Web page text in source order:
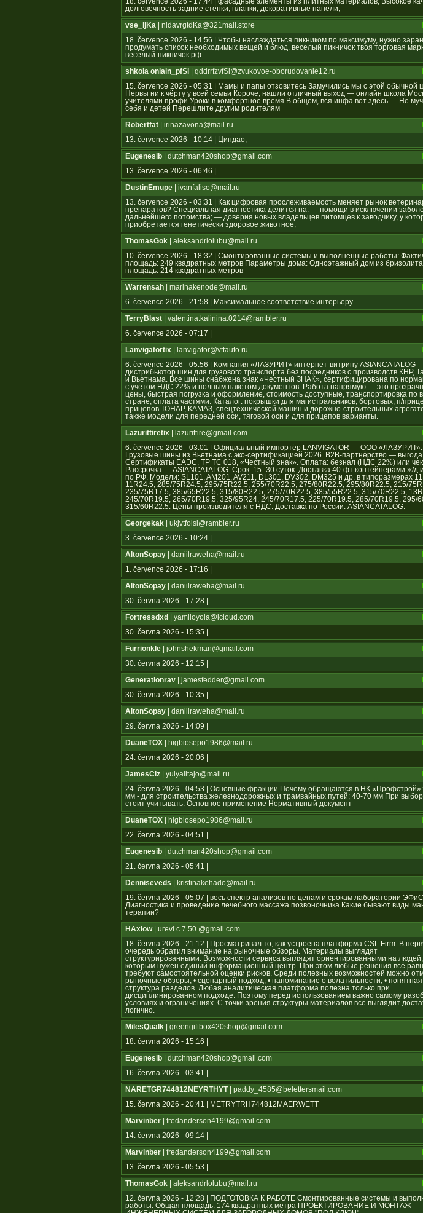
долговечность задние стенки, планки, декоративные панели;
vse_ljKa | nidavrgtdKa@321mail.store
18. července 2026 - 14:56 | Чтобы наслаждаться пикником по максимуму, нужно
продумать список необходимых вещей и блюд. веселый пикничок твоя торговая
веселый-пикничок рф
shkola onlain_pfSl | qddrrfzvfSl@zvukovoe-oborudovanie12.ru
15. července 2026 - 05:31 | Мамы и папы отзовитесь Замучились мы с этой обычной
Нервы ни к чёрту у всей семьи Короче, нашли отличный выход — онлайн школа
учителями профи Уроки в комфортное время В общем, вся инфа вот здесь — Не
себя и детей Перешлите другим родителям
Robertfat | irinazavona@mail.ru
13. července 2026 - 10:14 | Циндао;
Eugenesib | dutchman420shop@gmail.com
13. července 2026 - 06:46 |
DustinEmupe | ivanfaliso@mail.ru
13. července 2026 - 03:31 | Как цифровая прослеживаемость меняет рынок
препаратов? Специальная диагностика делится на: — помощи в исключении
дальнейшего потомства; — доверия новых владельцев питомцев к заводчику, у
приобретается генетически здоровое животное;
ThomasGok | aleksandrlolubu@mail.ru
10. července 2026 - 18:32 | Смонтированные системы и выполненные работы:
площадь: 249 квадратных метров Параметры дома: Одноэтажный дом из
площадь: 214 квадратных метров
Warrensah | marinakenode@mail.ru
6. července 2026 - 21:58 | Максимальное соответствие интерьеру
TerryBlast | valentina.kalinina.0214@rambler.ru
6. července 2026 - 07:17 |
Lanvigatortix | lanvigator@vttauto.ru
6. července 2026 - 05:56 | Компания «ЛАЗУРИТ» интернет-витрину ASIANCATALOG
дистрибьютор шин для грузового транспорта без посредников с производств КНР,
и Вьетнама. Все шины снабжена знак «Честный ЗНАК», сертифицирована по
с учётом НДС 22% и полным пакетом документов. Работа напрямую — это
цены, быстрая погрузка и оформление, стоимость доступные, транспортировка по
стране, оплата частями. Каталог: покрышки для магистральников, бортовых, п/
прицепов ТОНАР, КАМАЗ, спецтехнической машин и дорожно-строительных
также модели для передней оси, тяговой оси и для прицепов варианты.
Lazurittiretix | lazurittire@gmail.com
6. července 2026 - 03:01 | Официальный импортёр LANVIGATOR — ООО «ЛАЗУРИТ».
Грузовые шины из Вьетнама с эко-сертификацией 2026. B2B-партнёрство — выгода
Сертификаты ЕАЭС, ТР ТС 018, «Честный знак». Оплата: безнал (НДС 22%) или чек.
Рассрочка — ASIANCATALOG. Срок: 15–30 суток. Доставка 40-фт контейнерами ж/д
по РФ. Модели: SL101, AM201, AV211, DL301, DV302, DM325 и др. в типоразмерах
11R24.5, 285/75R24.5, 295/75R22.5, 255/70R22.5, 275/80R22.5, 295/80R22.5, 215/
235/75R17.5, 385/65R22.5, 315/80R22.5, 275/70R22.5, 385/55R22.5, 315/70R22.5,
245/70R19.5, 265/70R19.5, 325/95R24, 245/70R17.5, 225/70R19.5, 285/70R19.5, 295/
315/60R22.5. Цены производителя с НДС. Доставка по России. ASIANCATALOG.
Georgekak | ukjvtfolsi@rambler.ru
3. července 2026 - 10:24 |
AltonSopay | daniilraweha@mail.ru
1. července 2026 - 17:16 |
AltonSopay | daniilraweha@mail.ru
30. června 2026 - 17:28 |
Fortressdxd | yamiloyola@icloud.com
30. června 2026 - 15:35 |
Furrionkle | johnshekman@gmail.com
30. června 2026 - 12:15 |
Generationrav | jamesfedder@gmail.com
30. června 2026 - 10:35 |
AltonSopay | daniilraweha@mail.ru
29. června 2026 - 14:09 |
DuaneTOX | higbiosepo1986@mail.ru
24. června 2026 - 20:06 |
JamesCiz | yulyalitajo@mail.ru
24. června 2026 - 04:53 | Основные фракции Почему обращаются в НК
мм - для строительства железнодорожных и трамвайных путей; 40-70 мм При
стоит учитывать: Основное применение Нормативный документ
DuaneTOX | higbiosepo1986@mail.ru
22. června 2026 - 04:51 |
Eugenesib | dutchman420shop@gmail.com
21. června 2026 - 05:41 |
Denniseveds | kristinakehado@mail.ru
19. června 2026 - 05:07 | весь спектр анализов по ценам и срокам лаборатории
Диагностика и проведение лечебного массажа позвоночника Какие бывают виды
терапии?
HAxiow| urevi.c.7.50.@gmail.com
18. června 2026 - 21:12 | Просматривал то, как устроена платформа CSL Firm. В
очередь обратил внимание на рыночные обзоры. Материалы выглядят
структурированными. Возможности сервиса выглядят ориентированными на людей,
которым нужен единый информационный центр. При этом любые решения всё
требуют самостоятельной оценки рисков. Среди полезных возможностей можно
рыночные обзоры; • сценарный подход; • напоминание о волатильности; • понятная
структура разделов. Любая аналитическая платформа полезна только при
дисциплинированном подходе. Поэтому перед использованием важно самому
условиях и ограничениях. С точки зрения структуры материалов всё выглядит
логично.
MilesQualk | greengiftbox420shop@gmail.com
18. června 2026 - 15:16 |
Eugenesib | dutchman420shop@gmail.com
16. června 2026 - 03:41 |
NARETGR744812NEYRTHYT| paddy_4585@belettersmail.com
15. června 2026 - 20:41 | METRYTRH744812MAERWETT
Marvinber | fredanderson4199@gmail.com
14. června 2026 - 09:14 |
Marvinber | fredanderson4199@gmail.com
13. června 2026 - 05:53 |
ThomasGok | aleksandrlolubu@mail.ru
12. června 2026 - 12:28 | ПОДГОТОВКА К РАБОТЕ Смонтированные системы и
работы: Общая площадь: 174 квадратных метра ПРОЕКТИРОВАНИЕ И МОНТАЖ